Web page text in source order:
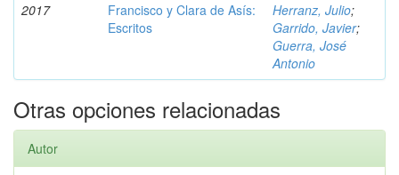
2017
Francisco y Clara de Asís:
Escritos
Herranz, Julio;
Garrido, Javier;
Guerra, José
Antonio
Otras opciones relacionadas
Autor